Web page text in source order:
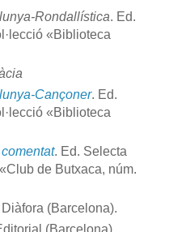
Rondallística. Ed.
«Biblioteca
Cançoner. Ed.
«Biblioteca
. Ed. Selecta
de Butxaca, núm.
Diàfora (Barcelona).
(Barcelona).